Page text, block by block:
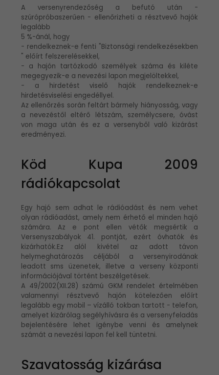
A versenyrendezőség a befutó után -
szúrópróbaszerűen - ellenőrizheti a résztvevő hajók
legalább
5 %-ánál, hogy
- rendelkeznek-e fenti "Biztonsági rendelkezésekben
" előírt felszerelésekkel,
- a hajón tartózkodó személyek száma és kiléte
megegyezik-e a nevezési lapon megjelöltekkel,
- a hirdetést viselő hajók rendelkeznek-e
hirdetésviselési engedéllyel.
Az ellenőrzés során feltárt bármely hiányosság, vagy
a nevezéstől eltérő létszám, személycsere, óvást
von maga után és ez a versenyből való kizárást
eredményezi.
Köd Kupa 2009
rádiókapcsolat
Egy hajó sem adhat le rádióadást és nem vehet
olyan rádióadást, amely nem érhető el minden hajó
számára. Az e pont ellen vétők megsértik a
Versenyszabályok 41. pontját, ezért óvhatók és
kizárhatók.Ez alól kivétel az adott távon
helymeghatározás céljából a versenyirodának
leadott sms üzenetek, illetve a verseny központi
információjával történt beszélgetések.
A 49/2002(XII.28) számú GKM rendelet értelmében
valamennyi résztvevő hajón kötelezően előírt
legalább egy mobil – vízálló tokban tartott - telefon,
amelyet kizárólag segélyhívásra és a versenyfeladás
bejelentésére lehet igénybe venni és amelynek
számát a nevezési lapon fel kell tüntetni.
Szavatosság kizárása